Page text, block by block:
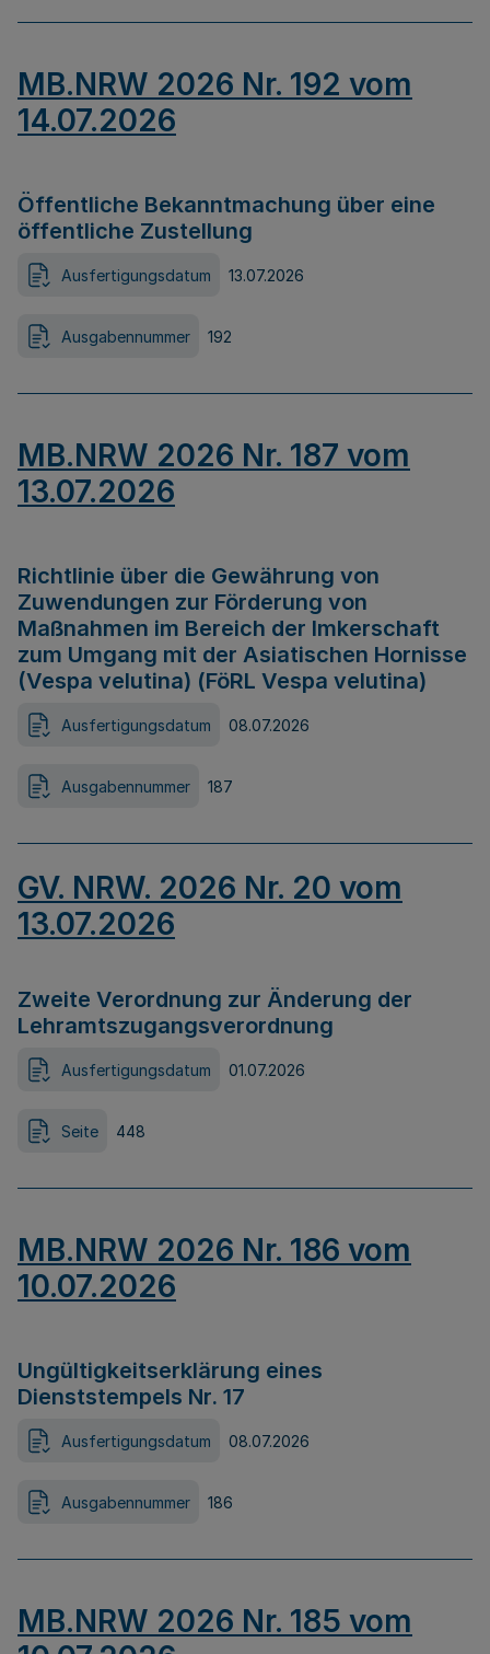
MB.NRW 2026 Nr. 192 vom
14.07.2026
Öffentliche Bekanntmachung über eine
öffentliche Zustellung
Ausfertigungsdatum 13.07.2026
Ausgabennummer 192
MB.NRW 2026 Nr. 187 vom
13.07.2026
Richtlinie über die Gewährung von
Zuwendungen zur Förderung von
Maßnahmen im Bereich der Imkerschaft
zum Umgang mit der Asiatischen Hornisse
(Vespa velutina) (FöRL Vespa velutina)
Ausfertigungsdatum 08.07.2026
Ausgabennummer 187
GV. NRW. 2026 Nr. 20 vom
13.07.2026
Zweite Verordnung zur Änderung der
Lehramtszugangsverordnung
Ausfertigungsdatum 01.07.2026
Seite 448
MB.NRW 2026 Nr. 186 vom
10.07.2026
Ungültigkeitserklärung eines
Dienststempels Nr. 17
Ausfertigungsdatum 08.07.2026
Ausgabennummer 186
MB.NRW 2026 Nr. 185 vom